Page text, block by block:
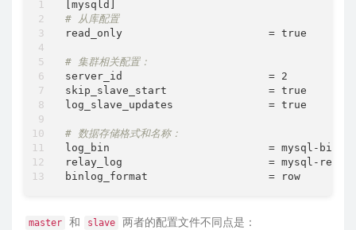
# 从库配置
read_only
# 集群相关配置：
server_id
skip_slave_start
log_slave_updates
# 数据存储格式和名称：
log_bin                         =
relay_log                       = mysql-
binlog_format
master 和 slave 两者的配置文件不同点是：